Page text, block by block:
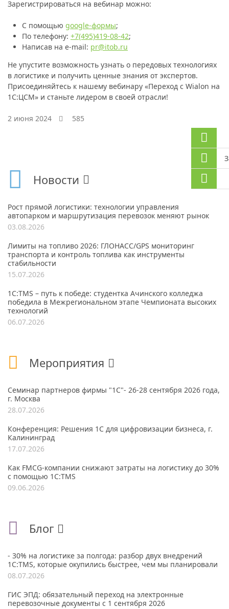
Зарегистрироваться на вебинар можно:
С помощью google-формы;
По телефону: +7(495)419-08-42;
Написав на е-mail: pr@itob.ru
Не упустите возможность узнать о передовых технологиях
в логистике и получить ценные знания от экспертов.
Присоединяйтесь к нашему вебинару «Переход с Wialon на
1С:ЦСМ» и станьте лидером в своей отрасли!
2 июня 2024 585
Новости
Рост прямой логистики: технологии управления
автопарком и маршрутизация перевозок меняют рынок
03.08.2026
Лимиты на топливо 2026: ГЛОНАСС/GPS мониторинг
транспорта и контроль топлива как инструменты
стабильности
15.07.2026
1С:TMS – путь к победе: студентка Ачинского колледжа
победила в Межрегиональном этапе Чемпионата высоких
технологий
06.07.2026
Мероприятия
Семинар партнеров фирмы "1С"- 26-28 сентября 2026 года,
г. Москва
28.07.2026
Конференция: Решения 1С для цифровизации бизнеса, г.
Калининград
17.07.2026
Как FMCG-компании снижают затраты на логистику до 30%
с помощью 1С:TMS
09.06.2026
Блог
- 30% на логистике за полгода: разбор двух внедрений
1С:TMS, которые окупились быстрее, чем мы планировали
08.07.2026
ГИС ЭПД: обязательный переход на электронные
перевозочные документы с 1 сентября 2026